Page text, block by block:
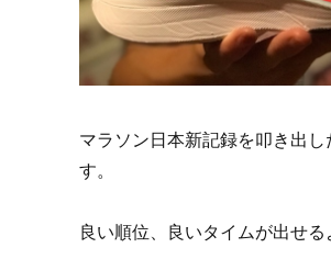
マラソン日本新記録を叩き出
す。
良い順位、良いタイムが出せる